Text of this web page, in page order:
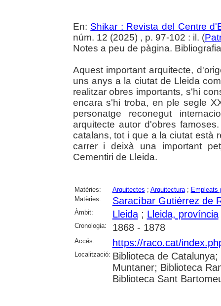
En: Shikar : Revista del Centre
núm. 12 (2025) , p. 97-102 : il. (
Notes a peu de pàgina.
Aquest important arquitecte,
uns anys a la ciutat de Lleida
realitzar obres importants, s'hi
encara s'hi troba, en ple segle
personatge reconegut
arquitecte autor d'obres
catalans, tot i que a la ciutat està
carrer i deixà una important
Cementiri de Lleida.
Matèries: Arquitectes ; Arquitectura; Empleats
Matèries:
Saracíbar Gutiérrez de
Àmbit: Lleida; Lleida, província
Cronologia: 1868 - 1878
Accés: https://raco.cat/
Localització: Biblioteca de
Muntaner; Biblioteca
Biblioteca Sant